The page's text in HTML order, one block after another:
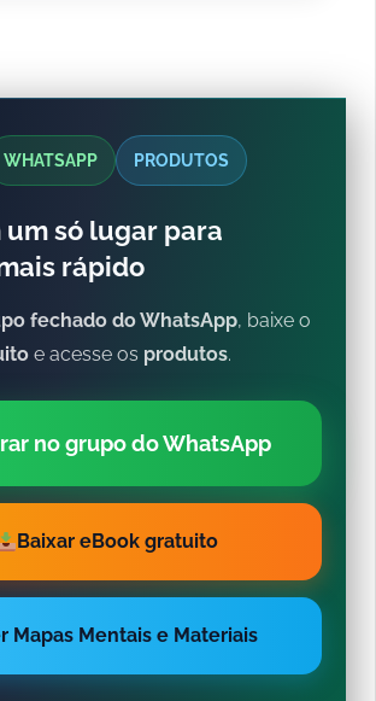
WHATSAPP PRODUTOS
um só lugar para
rápido
fechado do WhatsApp, baixe o
e acesse os produtos.
no grupo do WhatsApp
Baixar eBook gratuito
Mapas Mentais e Materiais